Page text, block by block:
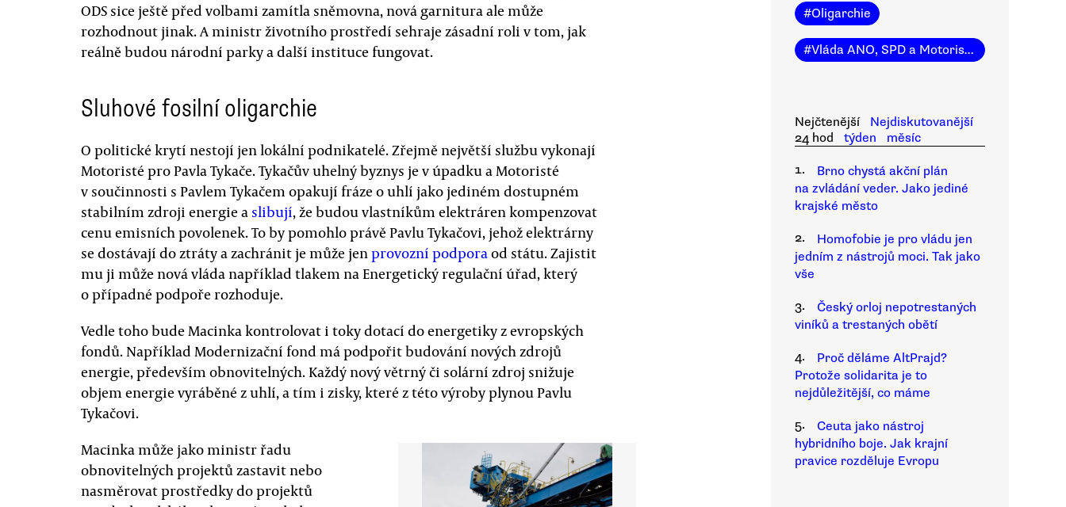
ODS sice ještě před volbami zamítla sněmovna, nová garnitura ale může
rozhodnout jinak. A ministr životního prostředí sehraje zásadní roli v tom, jak
reálně budou národní parky a další instituce fungovat.
Sluhové fosilní oligarchie
O politické krytí nestojí jen lokální podnikatelé. Zřejmě největší službu vykonají
Motoristé pro Pavla Tykače. Tykačův uhelný byznys je v úpadku a Motoristé
v součinnosti s Pavlem Tykačem opakují fráze o uhlí jako jediném dostupném
stabilním zdroji energie a slibují, že budou vlastníkům elektráren kompenzovat
cenu emisních povolenek. To by pomohlo právě Pavlu Tykačovi, jehož elektrárny
se dostávají do ztráty a zachránit je může jenprovozní podporaod státu. Zajistit
mu ji může nová vláda například tlakem na Energetický regulační úřad, který
o případné podpoře rozhoduje.
Vedle toho bude Macinka kontrolovat i toky dotací do energetiky z evropských
fondů. Například Modernizační fond má podpořit budování nových zdrojů
energie, především obnovitelných. Každý nový větrný či solární zdroj snižuje
objem energie vyráběné z uhlí, a tím i zisky, které z této výroby plynou Pavlu
Tykačovi.
Macinka může jako ministr řadu
obnovitelných projektů zastavit nebo
nasměrovat prostředky do projektů
#Oligarchie
#Vláda ANO, SPD a Motoristů sobě
Nejčtenější
Nejdiskutovanější
24 hod
týden
měsíc
1.
Brno chystá akční plán
na zvládání veder. Jako jediné
krajské město
2.
Homofobie je pro vládu jen
jedním z nástrojů moci. Tak jako
vše
3.
Český orloj nepotrestaných
viníků a trestaných obětí
4.
Proč děláme AltPrajd?
Protože solidarita je to
nejdůležitější, co máme
5.
Ceuta jako nástroj
hybridního boje. Jak krajní
pravice rozděluje Evropu